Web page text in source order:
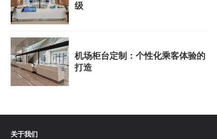
级
机场柜台定制：个性化乘客体验的
打造
关于我们